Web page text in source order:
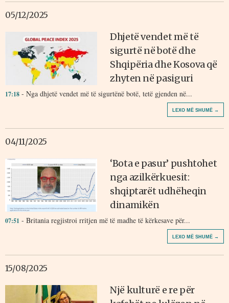
05/12/2025
Dhjetë vendet më të
sigurtë në botë dhe
Shqipëria dhe Kosova që
zhyten në pasiguri
17:18 - Nga dhjetë vendet më të sigurtënë botë, tetë gjenden në...
LEXO MË SHUMË →
04/11/2025
‘Bota e pasur’ pushtohet
nga azilkërkuesit:
shqiptarët udhëheqin
dinamikën
07:51 - Britania regjistroi rritjen më të madhe të kërkesave për...
LEXO MË SHUMË →
15/08/2025
Një kulturë e re për